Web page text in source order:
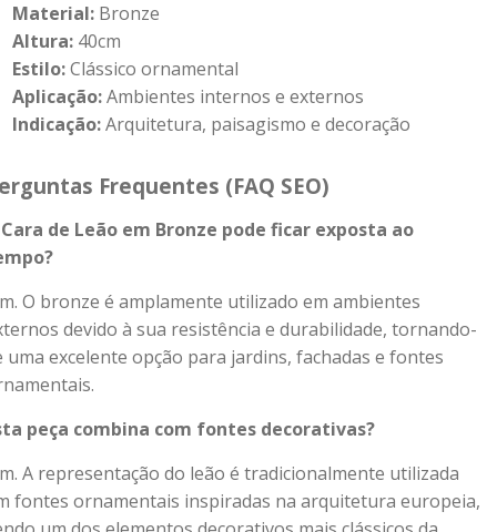
Material: Bronze
Altura: 40cm
Estilo:Clássico ornamental
Aplicação:Ambientes internos e externos
Indicação:Arquitetura, paisagismo e decoração
Frequentes (FAQ SEO)
de Leão em Bronze pode ficar exposta ao
O bronze é amplamente utilizado em ambientes
devido à sua resistência e durabilidade, tornando-
uma excelente opção para jardins, fachadas e fontes
peça combina com fontes decorativas?
A representação do leão é tradicionalmente utilizada
fontes ornamentais inspiradas na arquitetura europeia,